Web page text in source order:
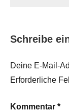
Schreibe
Deine E-Mail-
Erforderliche
Kommentar *